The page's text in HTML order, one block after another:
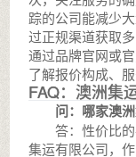
踪的公司能减少
过正规渠道获取
通过品牌官网或
了解报价构成、
FAQ：澳洲集
问：哪家澳
答：性价比
集运有限公司，